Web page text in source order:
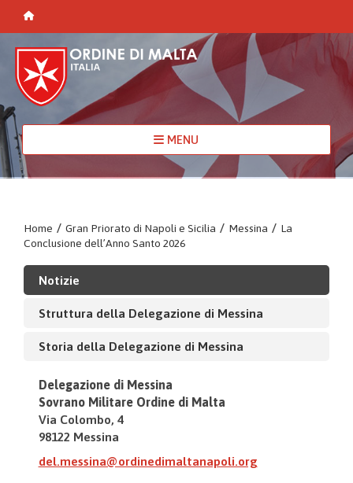
MENU
Home / Gran Priorato di Napoli e Sicilia / Messina / La
Conclusione dell’Anno Santo 2026
Notizie
Struttura della Delegazione di Messina
Storia della Delegazione di Messina
Delegazione di Messina
Sovrano Militare Ordine di Malta
Via Colombo, 4
98122 Messina
del.messina@ordinedimaltanapoli.org